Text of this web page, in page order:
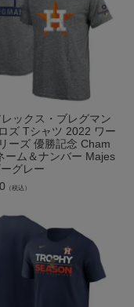
ックス・ブレグマン
ズ Tシャツ 2022 ワー
ーズ 優勝記念 Cham
ーム＆ナンバー Majes
グレー
（税込）